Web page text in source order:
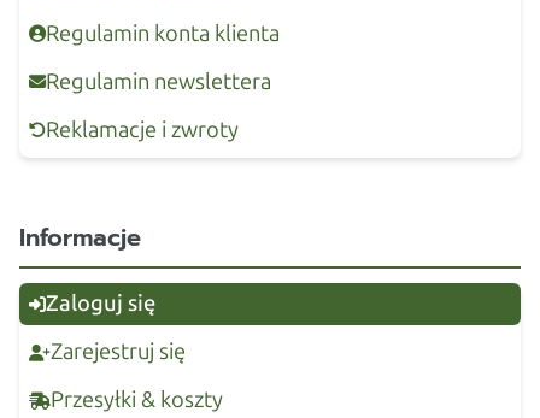
Regulamin konta klienta
Regulamin newslettera
Reklamacje i zwroty
Informacje
Zaloguj się
Zarejestruj się
Przesyłki & koszty